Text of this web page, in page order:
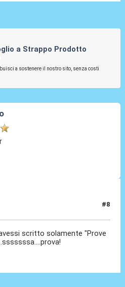
a Strappo Prodotto
a sostenere il nostro sito, senza costi
#8
scritto solamente "Prove